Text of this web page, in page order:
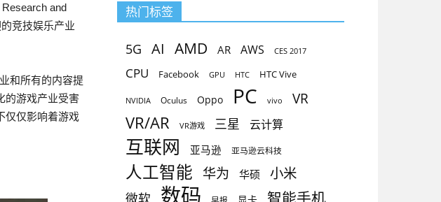
Research and
竞技娱乐产业
和所有的内容提
的游戏产业受害
仅仅影响着游戏
热门标签
5G AI AMD AR AWS CES 2017
CPU Facebook GPU HTC HTC Vive
NVIDIA Oculus Oppo PC vivo VR
VR/AR VR游戏 三星 云计算
互联网 亚马逊 亚马逊云科技
人工智能 华为 华硕 小米
微软 数码 智能手机